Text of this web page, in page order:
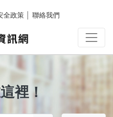
全政策 聯絡我們
裡！